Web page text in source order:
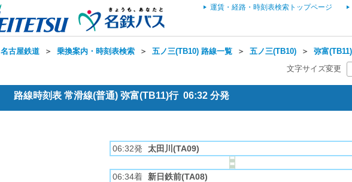
運賃・経路・時刻表検索トップページ
名古屋鉄道 ＞ 乗換案内・時刻表検索 ＞ 五ノ三(TB10) 路線一覧 ＞ 五ノ三(TB10) ＞ 弥富
文字サイズ変更
路線時刻表 常滑線(普通) 弥富(TB11)行 06:32 分発
06:32発 太田川(TA09)
06:34着 新日鉄前(TA08)